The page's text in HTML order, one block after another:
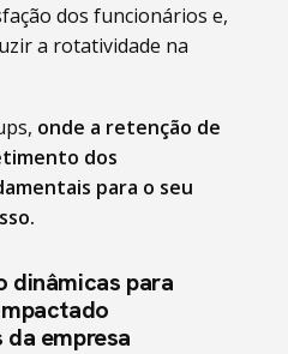
dos funcionários e,
a rotatividade na
onde a retenção de
dos
para o seu
dinâmicas para
empresa